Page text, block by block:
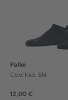
Falke
Cool Kick SN
13,00 €